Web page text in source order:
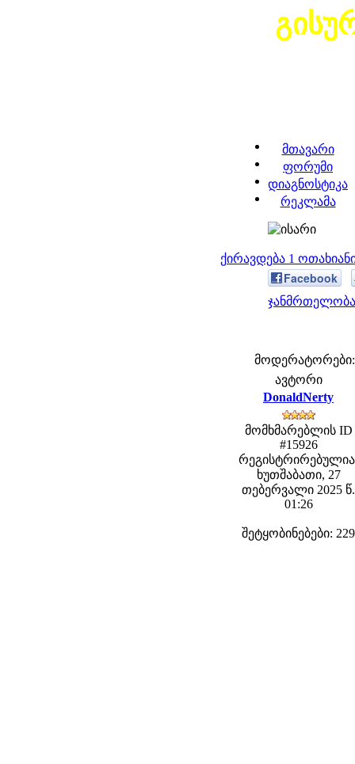
მთავარი
ფორუმი
დიაგნოსტიკა
რეკლამა
ქირავდება 1
Facebook
მოდერატორები:
ავტორი
DonaldNerty
მომხმარებლის ID
#15926
ხუთშაბათი, 27
თებერვალი 2025 წ.
01:26
შეტყობინებები: 229